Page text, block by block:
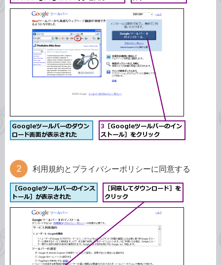
利用規約とプライバシーポリシーに同意する